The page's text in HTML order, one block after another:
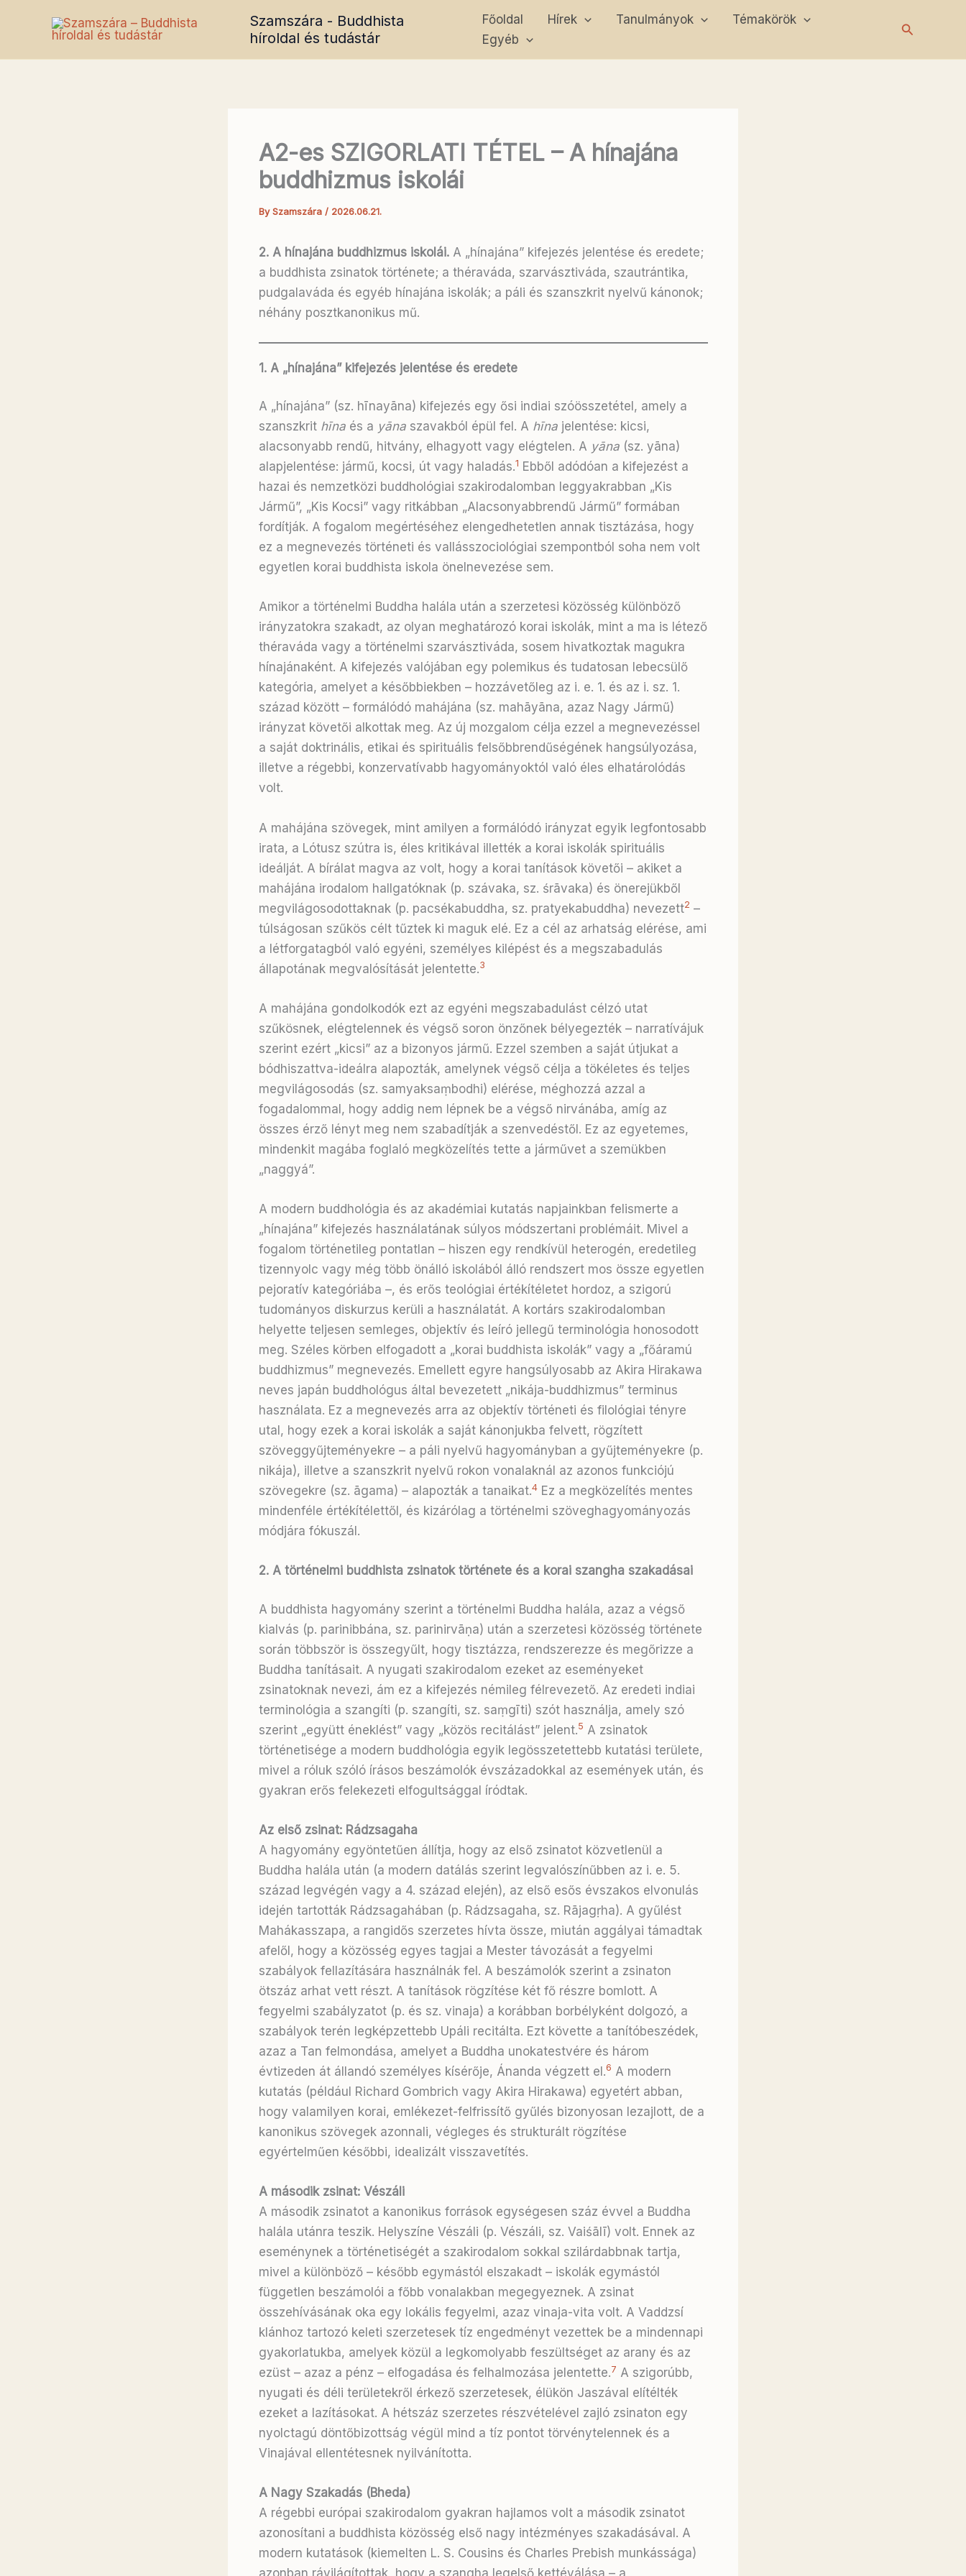
Szamszára - Buddhista
híroldal és tudástár
Főoldal Hírek Tanulmányok
Témakörök
Egyéb
Search
A2-es SZIGORLATI TÉTEL – A hínajána
buddhizmus iskolái
BySzamszára / 2026.06.21.
2. A hínajána buddhizmus iskolái.A „hínajána” kifejezés jelentése és eredete;
a buddhista zsinatok története; a théraváda, szarvásztiváda, szautrántika,
pudgalaváda és egyéb hínajána iskolák; a páli és szanszkrit nyelvű kánonok;
néhány posztkanonikus mű.
1. A „hínajána” kifejezés jelentése és eredete
A „hínajána” (sz. hīnayāna) kifejezés egy ősi indiai szóösszetétel, amely a
szanszkrit hīnaés a yānaszavakból épül fel. A hīnajelentése: kicsi,
alacsonyabb rendű, hitvány, elhagyott vagy elégtelen. A yāna(sz. yāna)
alapjelentése: jármű, kocsi, út vagy haladás.1 Ebből adódóan a kifejezést a
hazai és nemzetközi buddhológiai szakirodalomban leggyakrabban „Kis
Jármű”, „Kis Kocsi” vagy ritkábban „Alacsonyabbrendű Jármű” formában
fordítják. A fogalom megértéséhez elengedhetetlen annak tisztázása, hogy
ez a megnevezés történeti és vallásszociológiai szempontból soha nem volt
egyetlen korai buddhista iskola önelnevezése sem.
Amikor a történelmi Buddha halála után a szerzetesi közösség különböző
irányzatokra szakadt, az olyan meghatározó korai iskolák, mint a ma is létező
théraváda vagy a történelmi szarvásztiváda, sosem hivatkoztak magukra
hínajánaként. A kifejezés valójában egy polemikus és tudatosan lebecsülő
kategória, amelyet a későbbiekben – hozzávetőleg az i. e. 1. és az i. sz. 1.
század között – formálódó mahájána (sz. mahāyāna, azaz Nagy Jármű)
irányzat követői alkottak meg. Az új mozgalom célja ezzel a megnevezéssel
a saját doktrinális, etikai és spirituális felsőbbrendűségének hangsúlyozása,
illetve a régebbi, konzervatívabb hagyományoktól való éles elhatárolódás
volt.
A mahájána szövegek, mint amilyen a formálódó irányzat egyik legfontosabb
irata, a Lótusz szútra is, éles kritikával illették a korai iskolák spirituális
ideálját. A bírálat magva az volt, hogy a korai tanítások követői – akiket a
mahájána irodalom hallgatóknak (p. szávaka, sz. śrāvaka) és önerejükből
megvilágosodottaknak (p. pacsékabuddha, sz. pratyekabuddha) nevezett2 –
túlságosan szűkös célt tűztek ki maguk elé. Ez a cél az arhatság elérése, ami
a létforgatagból való egyéni, személyes kilépést és a megszabadulás
állapotának megvalósítását jelentette.3
A mahájána gondolkodók ezt az egyéni megszabadulást célzó utat
szűkösnek, elégtelennek és végső soron önzőnek bélyegezték – narratívájuk
szerint ezért „kicsi” az a bizonyos jármű. Ezzel szemben a saját útjukat a
bódhiszattva-ideálra alapozták, amelynek végső célja a tökéletes és teljes
megvilágosodás (sz. samyaksaṃbodhi) elérése, méghozzá azzal a
fogadalommal, hogy addig nem lépnek be a végső nirvánába, amíg az
összes érző lényt meg nem szabadítják a szenvedéstől. Ez az egyetemes,
mindenkit magába foglaló megközelítés tette a járművet a szemükben
„naggyá”.
A modern buddhológia és az akadémiai kutatás napjainkban felismerte a
„hínajána” kifejezés használatának súlyos módszertani problémáit. Mivel a
fogalom történetileg pontatlan – hiszen egy rendkívül heterogén, eredetileg
tizennyolc vagy még több önálló iskolából álló rendszert mos össze egyetlen
pejoratív kategóriába –, és erős teológiai értékítéletet hordoz, a szigorú
tudományos diskurzus kerüli a használatát. A kortárs szakirodalomban
helyette teljesen semleges, objektív és leíró jellegű terminológia honosodott
meg. Széles körben elfogadott a „korai buddhista iskolák” vagy a „főáramú
buddhizmus” megnevezés. Emellett egyre hangsúlyosabb az Akira Hirakawa
neves japán buddhológus által bevezetett „nikája-buddhizmus” terminus
használata. Ez a megnevezés arra az objektív történeti és filológiai tényre
utal, hogy ezek a korai iskolák a saját kánonjukba felvett, rögzített
szöveggyűjteményekre – a páli nyelvű hagyományban a gyűjteményekre (p.
nikája), illetve a szanszkrit nyelvű rokon vonalaknál az azonos funkciójú
szövegekre (sz. āgama) – alapozták a tanaikat.4Ez a megközelítés mentes
mindenféle értékítélettől, és kizárólag a történelmi szöveghagyományozás
módjára fókuszál.
2. A történelmi buddhista zsinatok története és a korai szangha szakadásai
A buddhista hagyomány szerint a történelmi Buddha halála, azaz a végső
kialvás (p. parinibbána, sz. parinirvāṇa) után a szerzetesi közösség története
során többször is összegyűlt, hogy tisztázza, rendszerezze és megőrizze a
Buddha tanításait. A nyugati szakirodalom ezeket az eseményeket
zsinatoknak nevezi, ám ez a kifejezés némileg félrevezető. Az eredeti indiai
terminológia a szangíti (p. szangíti, sz. saṃgīti) szót használja, amely szó
szerint „együtt éneklést” vagy „közös recitálást” jelent.5 A zsinatok
történetisége a modern buddhológia egyik legösszetettebb kutatási területe,
mivel a róluk szóló írásos beszámolók évszázadokkal az események után, és
gyakran erős felekezeti elfogultsággal íródtak.
Az első zsinat: Rádzsagaha
A hagyomány egyöntetűen állítja, hogy az első zsinatot közvetlenül a
Buddha halála után (a modern datálás szerint legvalószínűbben az i. e. 5.
század legvégén vagy a 4. század elején), az első esős évszakos elvonulás
idején tartották Rádzsagahában (p. Rádzsagaha, sz. Rājagṛha). A gyűlést
Mahákasszapa, a rangidős szerzetes hívta össze, miután aggályai támadtak
afelől, hogy a közösség egyes tagjai a Mester távozását a fegyelmi
szabályok fellazítására használnák fel. A beszámolók szerint a zsinaton
ötszáz arhat vett részt. A tanítások rögzítése két fő részre bomlott. A
fegyelmi szabályzatot (p. és sz. vinaja) a korábban borbélyként dolgozó, a
szabályok terén legképzettebb Upáli recitálta. Ezt követte a tanítóbeszédek,
azaz a Tan felmondása, amelyet a Buddha unokatestvére és három
évtizeden át állandó személyes kísérője, Ánanda végzett el.6 A modern
kutatás (például Richard Gombrich vagy Akira Hirakawa) egyetért abban,
hogy valamilyen korai, emlékezet-felfrissítő gyűlés bizonyosan lezajlott, de a
kanonikus szövegek azonnali, végleges és strukturált rögzítése
egyértelműen későbbi, idealizált visszavetítés.
A második zsinat: Vészáli
A második zsinatot a kanonikus források egységesen száz évvel a Buddha
halála utánra teszik. Helyszíne Vészáli (p. Vészáli, sz. Vaiśālī) volt. Ennek az
eseménynek a történetiségét a szakirodalom sokkal szilárdabbnak tartja,
mivel a különböző – később egymástól elszakadt – iskolák egymástól
független beszámolói a főbb vonalakban megegyeznek. A zsinat
összehívásának oka egy lokális fegyelmi, azaz vinaja-vita volt. A Vaddzsí
klánhoz tartozó keleti szerzetesek tíz engedményt vezettek be a mindennapi
gyakorlatukba, amelyek közül a legkomolyabb feszültséget az arany és az
ezüst – azaz a pénz – elfogadása és felhalmozása jelentette.7 A szigorúbb,
nyugati és déli területekről érkező szerzetesek, élükön Jaszával elítélték
ezeket a lazításokat. A hétszáz szerzetes részvételével zajló zsinaton egy
nyolctagú döntőbizottság végül mind a tíz pontot törvénytelennek és a
Vinajával ellentétesnek nyilvánította.
A Nagy Szakadás (Bheda)
A régebbi európai szakirodalom gyakran hajlamos volt a második zsinatot
azonosítani a buddhista közösség első nagy intézményes szakadásával. A
modern kutatások (kiemelten L. S. Cousins és Charles Prebish munkássága)